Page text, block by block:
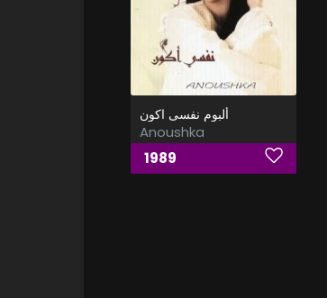
ألبوم نفسى اكون
Anoushka
1989